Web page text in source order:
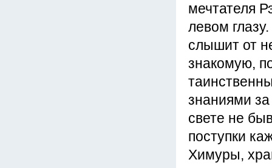
мечтателя
левом
слышит от
знакомую,
знаниями
свете не
поступки
Химуры,